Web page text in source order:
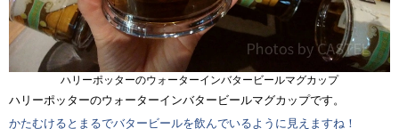
ハリーポッターのウォーターインバタービールマグカップ
ハリーポッターのウォーターインバタービールマグカップです。
かたむけるとまるでバタービールを飲んでいるように見えますね！